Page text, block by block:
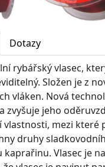
Dotazy
rybářský vlasec,
Složen je z
vláken. Nová
zvyšuje jeho
mezi které
druhy
kaprařinu. Vlasec je